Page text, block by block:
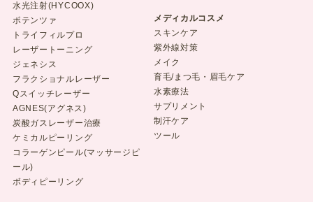
水光注射(HYCOOX)
ポテンツァ
トライフィルプロ
レーザートーニング
ジェネシス
フラクショナルレーザー
Qスイッチレーザー
AGNES(アグネス)
炭酸ガスレーザー治療
ケミカルピーリング
コラーゲンピール(マッサージピ
ール)
ボディピーリング
メディカルコスメ
スキンケア
紫外線対策
メイク
育毛/まつ毛・眉毛ケア
水素療法
サプリメント
制汗ケア
ツール